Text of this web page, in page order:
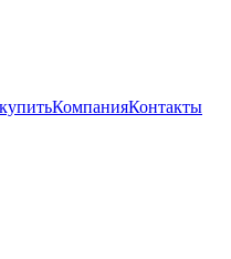
КомпанияКонтакты